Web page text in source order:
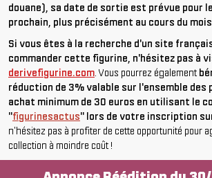
douane), sa date de sortie est prévue pour
prochain, plus précisément au cours du
Si vous êtes à la recherche d'un site
commander cette figurine, n'hésitez pas à
derivefigurine.com. Vous pourrez également
réduction de 3% valable sur l'ensemble
achat minimum de 30 euros en utilisant le
"figurinesactus" lors de votre inscription
n'hésitez pas à profiter de cette opportunité pour
collection à moindre coût !